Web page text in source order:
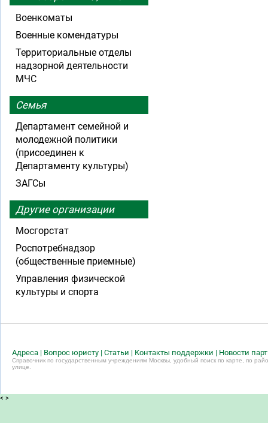
Военкоматы
Военные комендатуры
Территориальные отделы
надзорной деятельности
МЧС
Семья
Департамент семейной и
молодежной политики
(присоединен к
Департаменту культуры)
ЗАГСы
Другие организации
Мосгорстат
Роспотребнадзор
(общественные приемные)
Управления физической
культуры и спорта
Адреса | Вопрос юристу | Статьи | Контакты поддержки | Новости
Справочник по государственным учреждениям Москвы, удобный поиск по карте, по
улице.
< >